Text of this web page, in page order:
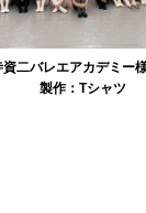
ミエル新体操クラブ様
Tシャツ製作：パーカ・